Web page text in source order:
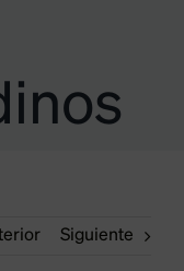
Siguiente